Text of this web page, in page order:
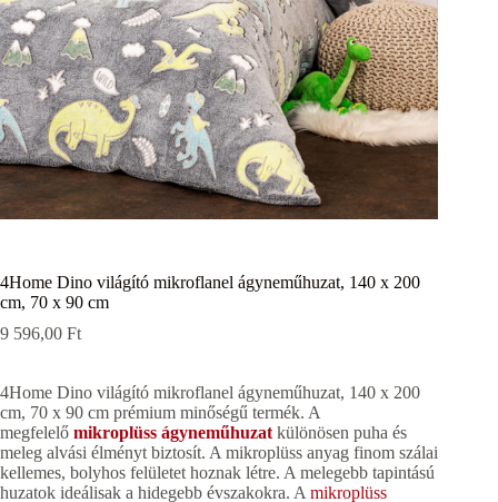
4Home Dino világító mikroflanel ágyneműhuzat, 140 x 200
cm, 70 x 90 cm
9 596,00 Ft
4Home Dino világító mikroflanel ágyneműhuzat, 140 x 200
cm, 70 x 90 cm prémium minőségű termék. A
megfelelő mikroplüss ágyneműhuzat különösen puha és
meleg alvási élményt biztosít. A mikroplüss anyag finom szálai
kellemes, bolyhos felületet hoznak létre. A melegebb tapintású
huzatok ideálisak a hidegebb évszakokra. A mikroplüss